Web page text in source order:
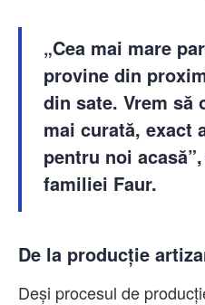
„Cea mai mare
provine din
din sate. Vrem să
mai curată, exact
pentru noi
familiei Faur.
De la producție
Deși procesul de